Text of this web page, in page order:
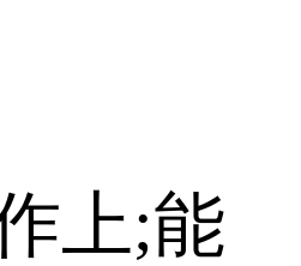
上;能